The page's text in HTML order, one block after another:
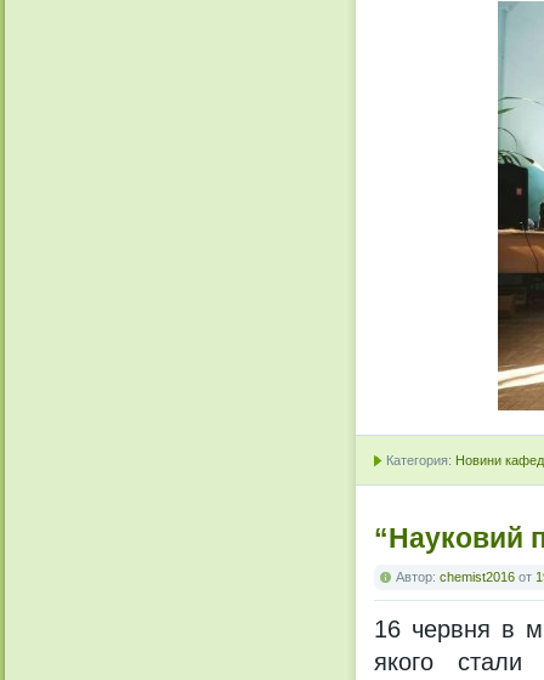
Категория: Новини
“Науковий
Автор: chemist2016 от
16 червня в м.
якого стали